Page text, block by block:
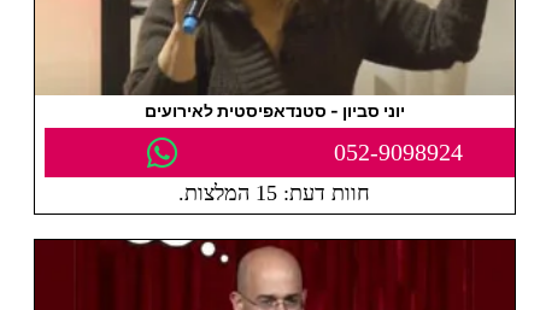
יוני סביון - סטנדאפיסטית לאירועים
052-9098924
חוות דעת: 15 המלצות.